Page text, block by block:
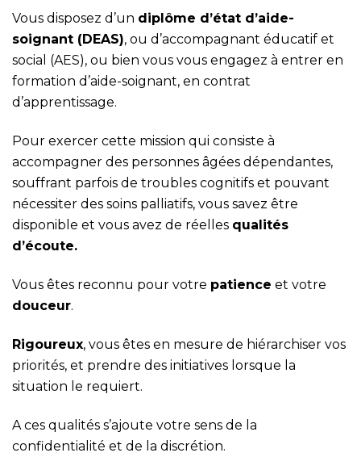
Vous disposez d’un diplôme d’état d’aide-
soignant (DEAS), ou d’accompagnant éducatif et
social (AES), ou bien vous vous engagez à entrer en
formation d’aide-soignant, en contrat
d’apprentissage.
Pour exercer cette mission qui consiste à
accompagner des personnes âgées dépendantes,
souffrant parfois de troubles cognitifs et pouvant
nécessiter des soins palliatifs, vous savez être
disponible et vous avez de réelles qualités
d’écoute.
Vous êtes reconnu pour votre patience et votre
douceur.
Rigoureux, vous êtes en mesure de hiérarchiser vos
priorités, et prendre des initiatives lorsque la
situation le requiert.
A ces qualités s’ajoute votre sens de la
confidentialité et de la discrétion.